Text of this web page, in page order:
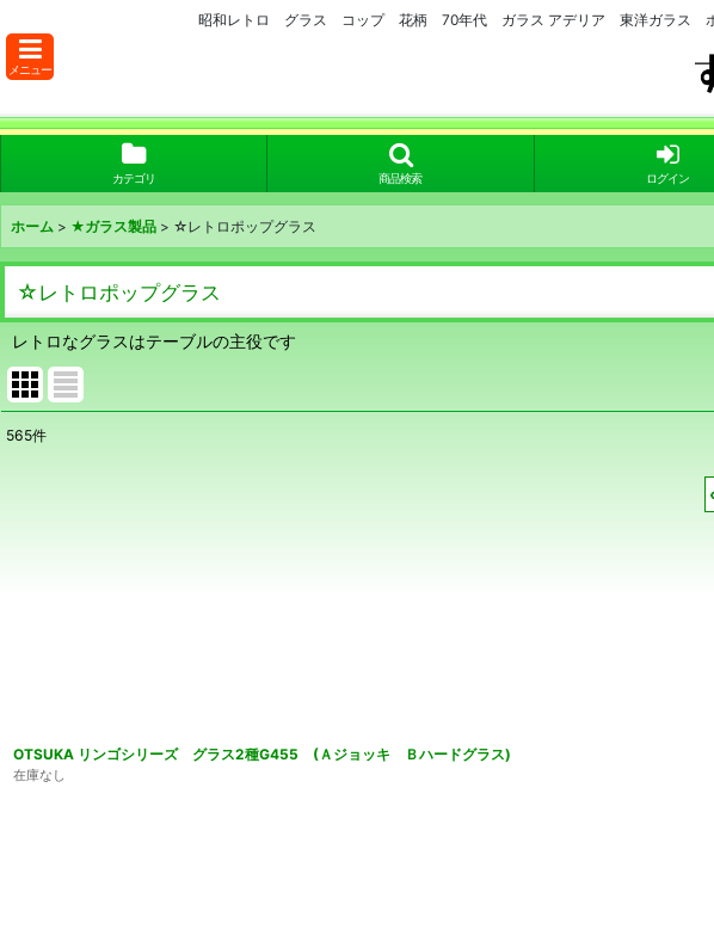
昭和レトロ グラス コップ 花柄 70年代 ガラス アデリア 東洋ガラス
メニュー
カテゴリ 商品検索 ログイン
ホーム > ★ガラス製品 > ☆レトロポップグラス
☆レトロポップグラス
レトロなグラスはテーブルの主役です
565件
OTSUKA リンゴシリーズ グラス2種G455 (Ａジョッキ Ｂハードグラス)
在庫なし